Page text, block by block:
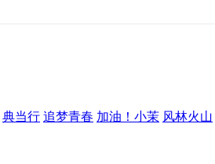
典当行 追梦青春 加油！小茉 风林火山